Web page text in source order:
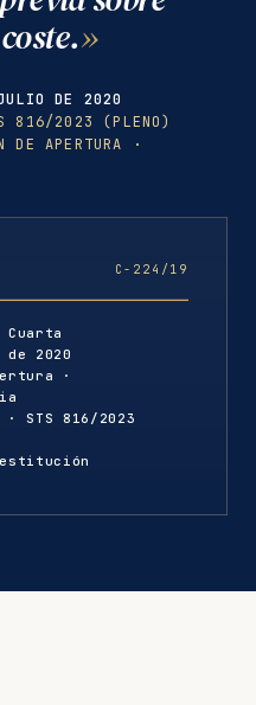
DE 2020
816/2023 (PLENO)
DE APERTURA ·
C-224/19
Cuarta
2020
·
· STS 816/2023